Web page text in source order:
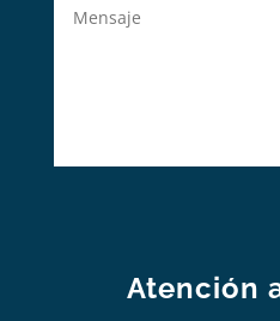
Atención